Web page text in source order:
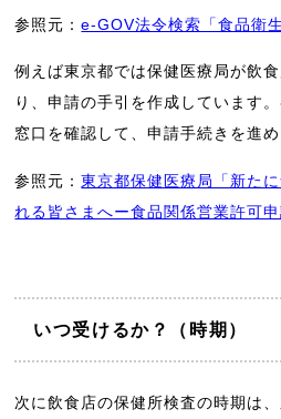
参照元：e-GOV法令検索「食品衛
例えば東京都では保健医療局が飲
り、申請の手引を作成しています
窓口を確認して、申請手続きを進め
参照元：東京都保健医療局「新た
れる皆さまへー食品関係営業許可申
いつ受けるか？（時期）
次に飲食店の保健所検査の時期は、